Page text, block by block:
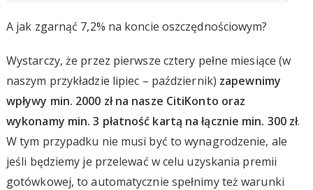
A jak zgarnąć 7,2% na koncie oszczędnościowym?
Wystarczy, że przez pierwsze cztery pełne miesiące (w
naszym przykładzie lipiec – październik) zapewnimy
wpływy min. 2000 zł na nasze CitiKonto oraz
wykonamy min. 3 płatność kartą na łącznie min. 300 zł.
W tym przypadku nie musi być to wynagrodzenie, ale
jeśli będziemy je przelewać w celu uzyskania premii
gotówkowej, to automatycznie spełnimy też warunki